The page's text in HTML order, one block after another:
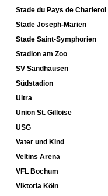
Stade du Pays de Charleroi
Stade Joseph-Marien
Stade Saint-Symphorien
Stadion am Zoo
SV Sandhausen
Südstadion
Ultra
Union St. Gilloise
USG
Vater und Kind
Veltins Arena
VFL Bochum
Viktoria Köln